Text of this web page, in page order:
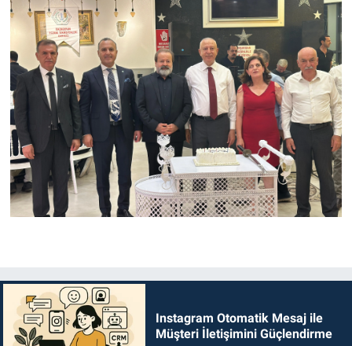
Instagram Otomatik Mesaj ile
Müşteri İletişimini Güçlendirme